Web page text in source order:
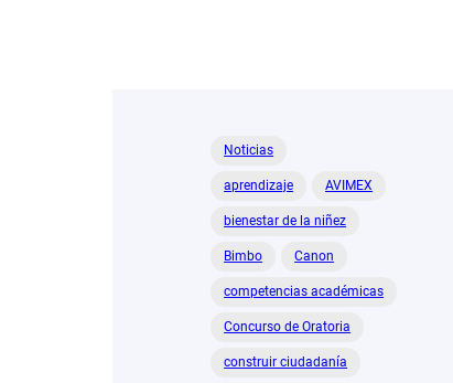
Noticias
aprendizaje AVIMEX
bienestar de la niñez
Bimbo Canon
competencias académicas
Concurso de Oratoria
construir ciudadanía